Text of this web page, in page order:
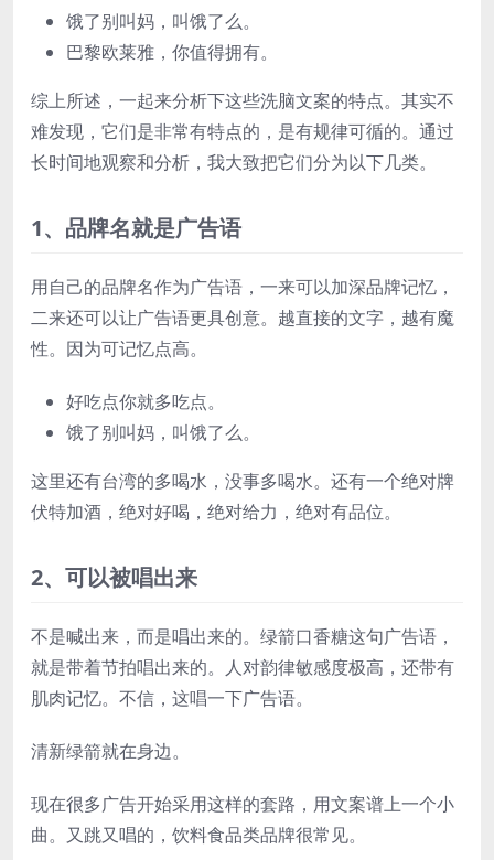
饿了别叫妈，叫饿了么。
巴黎欧莱雅，你值得拥有。
综上所述，一起来分析下这些洗脑文案的特点。其实不
难发现，它们是非常有特点的，是有规律可循的。通过
长时间地观察和分析，我大致把它们分为以下几类。
1、品牌名就是广告语
用自己的品牌名作为广告语，一来可以加深品牌记忆，
二来还可以让广告语更具创意。越直接的文字，越有魔
性。因为可记忆点高。
好吃点你就多吃点。
饿了别叫妈，叫饿了么。
这里还有台湾的多喝水，没事多喝水。还有一个绝对牌
伏特加酒，绝对好喝，绝对给力，绝对有品位。
2、可以被唱出来
不是喊出来，而是唱出来的。绿箭口香糖这句广告语，
就是带着节拍唱出来的。人对韵律敏感度极高，还带有
肌肉记忆。不信，这唱一下广告语。
清新绿箭就在身边。
现在很多广告开始采用这样的套路，用文案谱上一个小
曲。又跳又唱的，饮料食品类品牌很常见。